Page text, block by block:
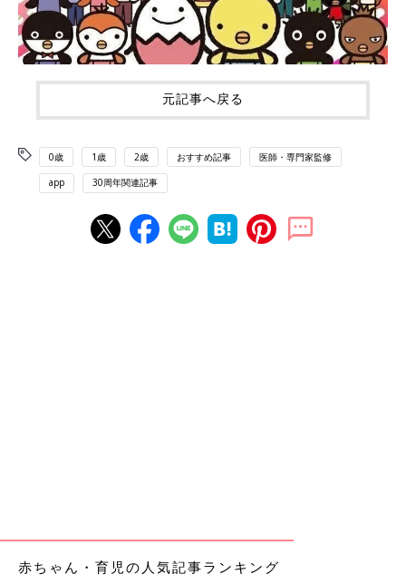
元記事へ戻る
0歳 1歳 2歳 おすすめ記事 医師・専門家監修
app 30周年関連記事
赤ちゃん・育児の人気記事ランキング